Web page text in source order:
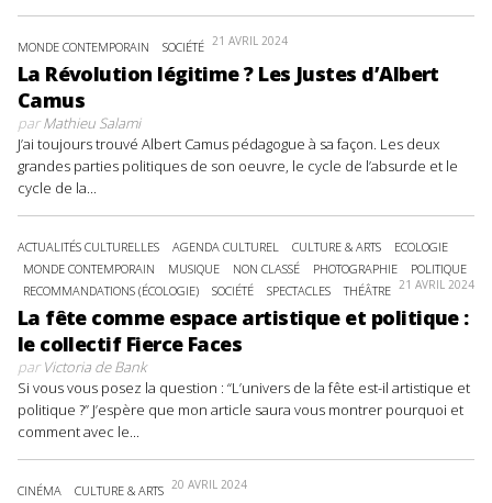
MONDE CONTEMPORAIN SOCIÉTÉ 21 AVRIL 2024
La Révolution légitime ? Les Justes d’Albert
Camus
parMathieu Salami
J’ai toujours trouvé Albert Camus pédagogue à sa façon. Les deux
grandes parties politiques de son oeuvre, le cycle de l’absurde et le
cycle de la...
ACTUALITÉS CULTURELLES AGENDA CULTUREL CULTURE & ARTS
ECOLOGIE
MONDE CONTEMPORAIN
MUSIQUE NON CLASSÉ PHOTOGRAPHIE
POLITIQUE
RECOMMANDATIONS (ÉCOLOGIE)
SOCIÉTÉ SPECTACLES THÉÂTRE 21 AVRIL 2024
La fête comme espace artistique et politique :
le collectif Fierce Faces
parVictoria de Bank
Si vous vous posez la question : “L’univers de la fête est-il artistique et
politique ?” J’espère que mon article saura vous montrer pourquoi et
comment avec le...
CINÉMA CULTURE & ARTS 20 AVRIL 2024